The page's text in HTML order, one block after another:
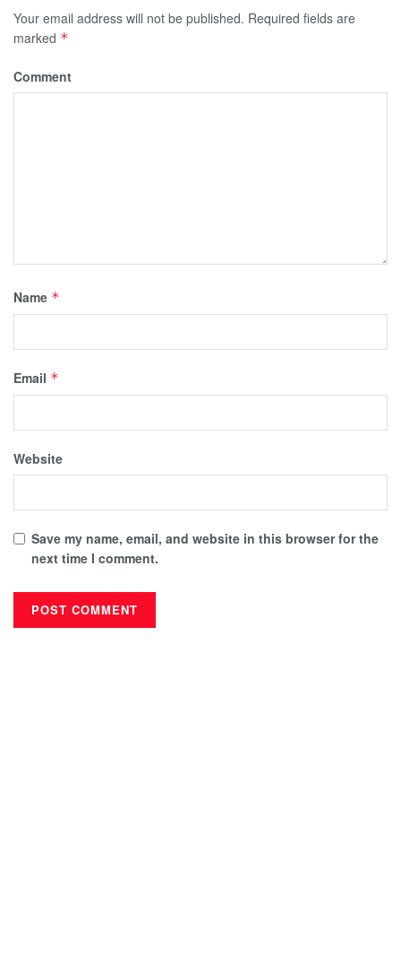
Your email address will not be published. Required fields are
marked *
Comment
Name *
Email *
Website
Save my name, email, and website in this browser for the
next time I comment.